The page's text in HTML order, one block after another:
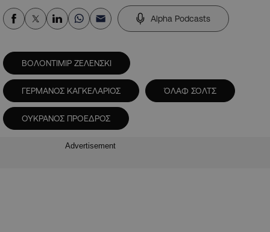
Alpha Podcasts
ΒΟΛΟΝΤΙΜΙΡ ΖΕΛΕΝΣΚΙ
ΓΕΡΜΑΝΟΣ ΚΑΓΚΕΛΑΡΙΟΣ ΌΛΑΦ ΣΟΛΤΣ
ΟΥΚΡΑΝΟΣ ΠΡΟΕΔΡΟΣ
Advertisement